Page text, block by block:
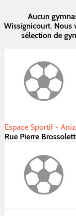
Aucun
Wissignicourt. Nous
sélection de
Espace Sportif -
Rue Pierre